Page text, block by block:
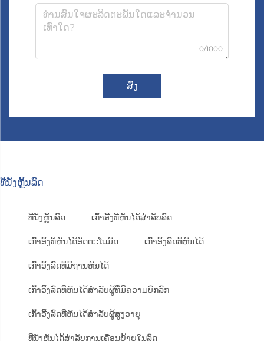
0/1000
ສົ່ງ
ທີ່ນັ່ງຫຼິ້ນລົດ
ທີ່ນັ່ງຫຼິ້ນລົດ ເກົ້າອີ້ງທີ່ຫັນໄດ້ສຳລັບລົດ
ເກົ້າອີ້ງທີ່ຫັນໄດ້ອັດຕະໂນມັດ ເກົ້າອີ້ງລົດທີ່ຫັນໄດ້
ເກົ້າອີ້ງລົດທີ່ມີຖານຫັນໄດ້
ເກົ້າອີ້ງລົດທີ່ຫັນໄດ້ສຳລັບຜູ້ທີ່ມີຄວາມບົກລົກ
ເກົ້າອີ້ງລົດທີ່ຫັນໄດ້ສຳລັບຜູ້ສູງອາຍຸ
ທີ່ນັ່ງຫັນໄດ້ສຳລັບການເຄື່ອນຍ້າຍໃນລົດ